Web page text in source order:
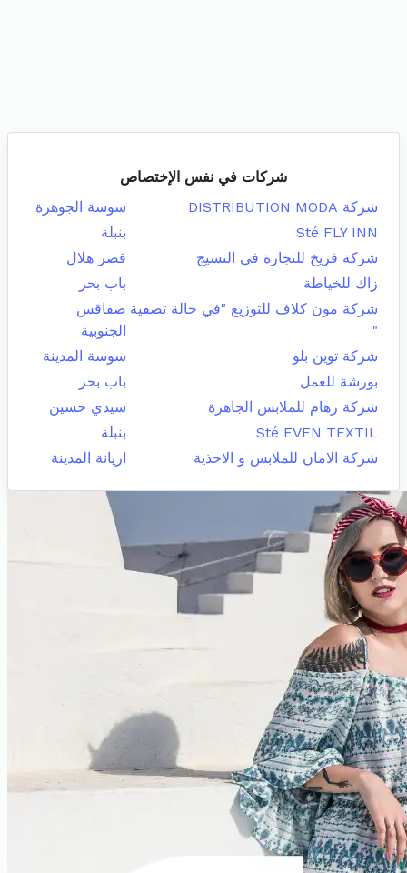
شركات في نفس الإختصاص
شركة DISTRIBUTION MODA
سوسة الجوهرة
Sté FLY INN
بنبلة
شركة فريخ للتجارة في النسيج
قصر هلال
زاك للخياطة
باب بحر
شركة مون كلاف للتوزيع "في حالة تصفية
"
صفاقس
الجنوبية
شركة توين بلو
سوسة المدينة
بورشة للعمل
باب بحر
شركة رهام للملابس الجاهزة
سيدي حسين
Sté EVEN TEXTIL
بنبلة
شركة الامان للملابس و الاحذية
اريانة المدينة